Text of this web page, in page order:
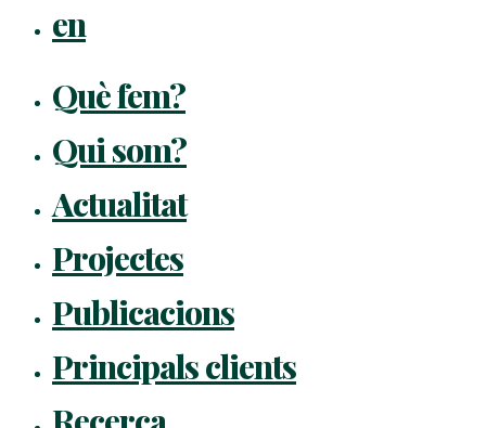
en
Què fem?
Qui som?
Actualitat
Projectes
Publicacions
Principals clients